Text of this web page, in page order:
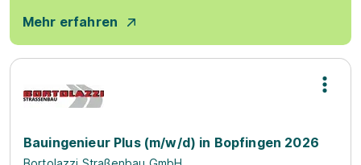
Mehr erfahren
Bauingenieur Plus (m/w/d) in Bopfingen 2026